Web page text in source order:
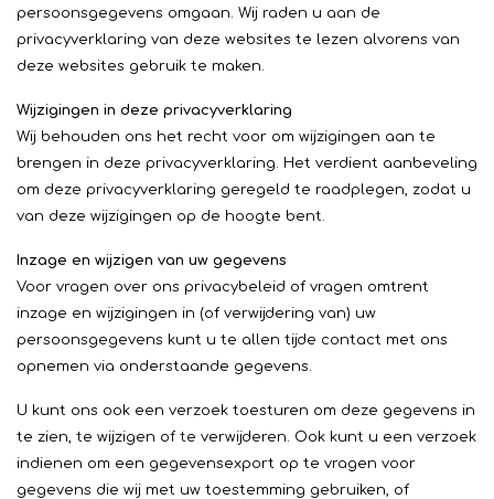
persoonsgegevens omgaan. Wij raden u aan de
privacyverklaring van deze websites te lezen alvorens van
deze websites gebruik te maken.
Wijzigingen in deze privacyverklaring
Wij behouden ons het recht voor om wijzigingen aan te
brengen in deze privacyverklaring. Het verdient aanbeveling
om deze privacyverklaring geregeld te raadplegen, zodat u
van deze wijzigingen op de hoogte bent.
Inzage en wijzigen van uw gegevens
Voor vragen over ons privacybeleid of vragen omtrent
inzage en wijzigingen in (of verwijdering van) uw
persoonsgegevens kunt u te allen tijde contact met ons
opnemen via onderstaande gegevens.
U kunt ons ook een verzoek toesturen om deze gegevens in
te zien, te wijzigen of te verwijderen. Ook kunt u een verzoek
indienen om een gegevensexport op te vragen voor
gegevens die wij met uw toestemming gebruiken, of